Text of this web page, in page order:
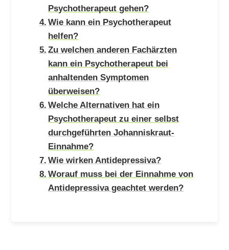
Psychotherapeut gehen?
Wie kann ein Psychotherapeut
helfen?
Zu welchen anderen Fachärzten
kann ein Psychotherapeut bei
anhaltenden Symptomen
überweisen?
Welche Alternativen hat ein
Psychotherapeut zu einer selbst
durchgeführten Johanniskraut-
Einnahme?
Wie wirken Antidepressiva?
Worauf muss bei der Einnahme von
Antidepressiva geachtet werden?